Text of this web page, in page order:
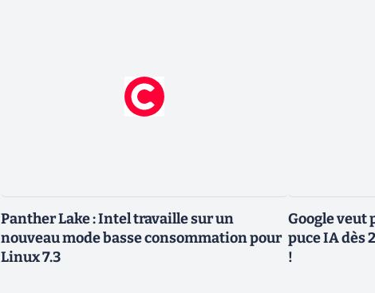
Panther Lake : Intel travaille sur un
nouveau mode basse consommation pour
Linux 7.3
Google veut
puce IA dès
!